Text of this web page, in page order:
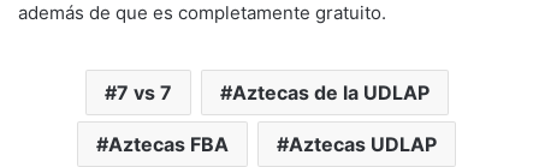
además de que es completamente gratuito.
7 vs 7 Aztecas de la UDLAP
Aztecas FBA Aztecas UDLAP